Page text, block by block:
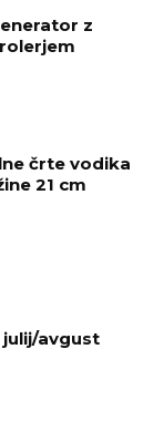
z
črte vodika
21 cm
julij/avgust